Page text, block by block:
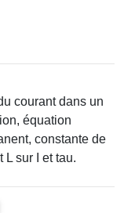
courant dans un
équation
constante de
L sur I et tau.